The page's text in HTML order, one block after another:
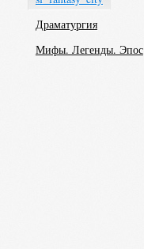
Драматургия
Мифы. Легенды. Эпос